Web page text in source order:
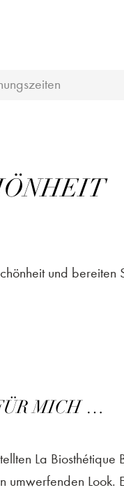
und bereiten
MICH …
La Biosthétique
umwerfenden Look.